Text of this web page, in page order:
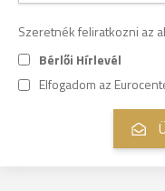
Szeretnék feliratkozni az
Bérlői Hírlevél
Elfogadom az